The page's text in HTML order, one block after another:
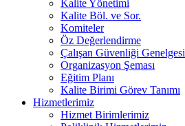
Kalite Yönetimi
Kalite Böl. ve Sor.
Komiteler
Öz Değerlendirme
Çalışan Güvenliği Genelgesi
Organizasyon Şeması
Eğitim Planı
Kalite Birimi Görev Tanımı
Hizmetlerimiz
Hizmet Birimlerimiz